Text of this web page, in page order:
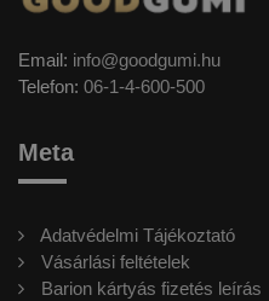
Email: info@goodgumi.hu
Telefon: 06-1-4-600-500
Meta
Adatvédelmi Tájékoztató
Vásárlási feltételek
Barion kártyás fizetés leírás